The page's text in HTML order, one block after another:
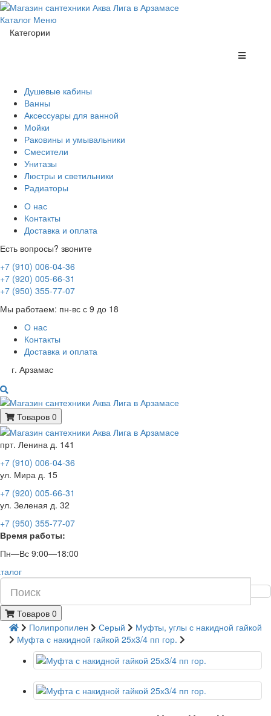
Каталог Меню
Категории
Душевые кабины
Ванны
Аксессуары для ванной
Мойки
Раковины и умывальники
Смесители
Унитазы
Люстры и светильники
Радиаторы
О нас
Контакты
Доставка и оплата
Есть вопросы? звоните
+7 (910) 006-04-36
+7 (920) 005-66-31
+7 (950) 355-77-07
Мы работаем: пн-вс с 9 до 18
О нас
Контакты
Доставка и оплата
г. Арзамас
Товаров 0
прт. Ленина д. 141
+7 (910) 006-04-36
ул. Мира д. 15
+7 (920) 005-66-31
ул. Зеленая д. 32
+7 (950) 355-77-07
Время работы:
Пн—Вс 9:00—18:00
Товаров 0
Полипропилен
Серый
Муфты, углы с накидной гайкой
Муфта с накидной гайкой 25х3/4 пп гор.